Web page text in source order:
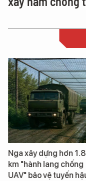
Nga xây dựng hơn
km "hành lang chống
UAV" bảo vệ tuyến